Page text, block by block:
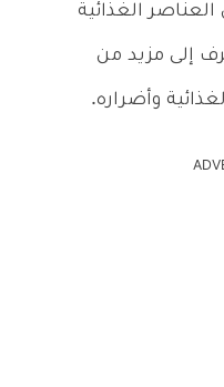
الغذائية
إلى مزيد من
وأضراره.